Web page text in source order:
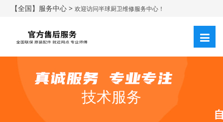
【全国】服务中心 >欢迎访问半球厨卫维修服务中心！
技术服务